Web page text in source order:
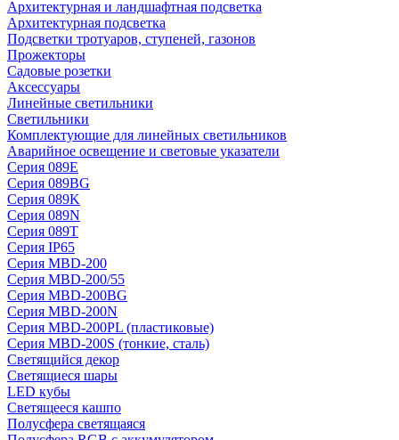
Архитектурная и ландшафтная подсветка
Архитектурная подсветка
Подсветки тротуаров, ступеней, газонов
Прожекторы
Садовые розетки
Аксессуары
Линейные светильники
Светильники
Комплектующие для линейных светильников
Аварийное освещение и световые указатели
Серия 089E
Серия 089BG
Серия 089K
Серия 089N
Серия 089T
Серия IP65
Серия MBD-200
Серия MBD-200/55
Серия MBD-200BG
Серия MBD-200N
Серия MBD-200PL (пластиковые)
Серия MBD-200S (тонкие, сталь)
Светящийся декор
Светящиеся шары
LED кубы
Светящееся кашпо
Полусфера светящаяся